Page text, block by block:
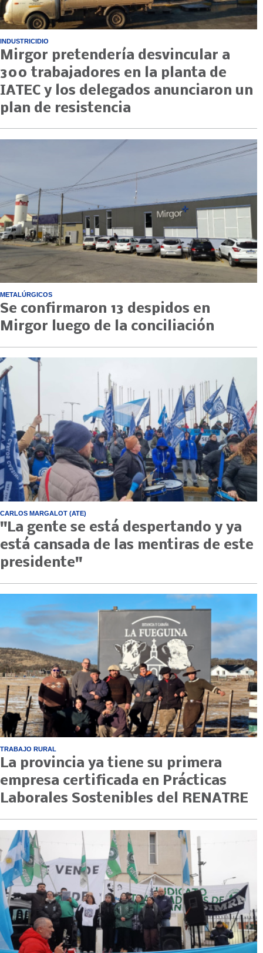
INDUSTRICIDIO
Mirgor pretendería desvincular a
300 trabajadores en la planta de
IATEC y los delegados anunciaron un
plan de resistencia
METALÚRGICOS
Se confirmaron 13 despidos en
Mirgor luego de la conciliación
CARLOS MARGALOT (ATE)
"La gente se está despertando y ya
está cansada de las mentiras de este
presidente"
TRABAJO RURAL
La provincia ya tiene su primera
empresa certificada en Prácticas
Laborales Sostenibles del RENATRE